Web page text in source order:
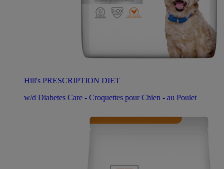
Hill's PRESCRIPTION DIET
w/d Diabetes Care - Croquettes pour Chien - au Poulet